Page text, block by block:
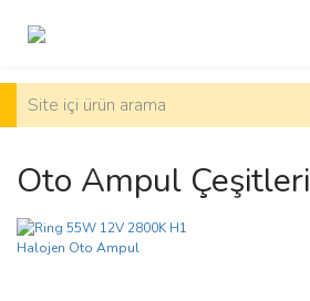
Oto Ampul Çeşitleri